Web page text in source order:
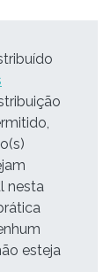
nesta
esteja